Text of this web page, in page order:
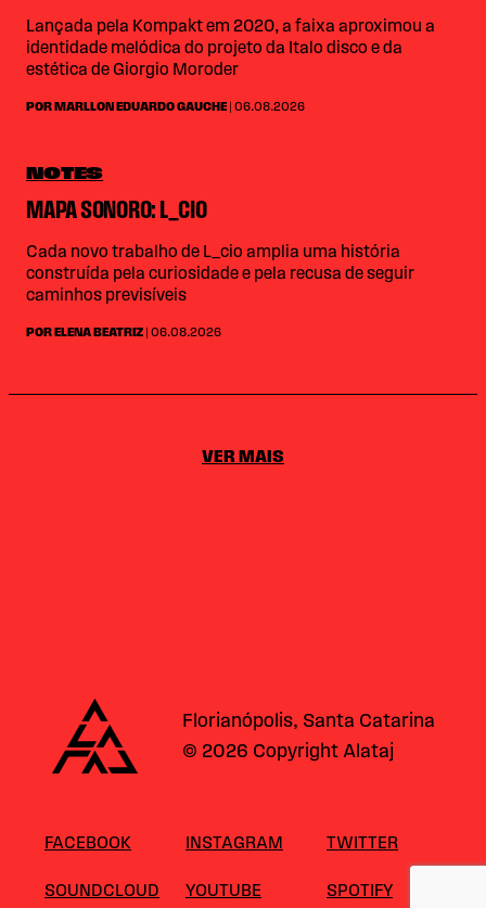
Lançada pela Kompakt em 2020, a faixa aproximou a
identidade melódica do projeto da Italo disco e da
estética de Giorgio Moroder
POR MARLLON EDUARDO GAUCHE | 06.08.2026
NOTES
MAPA SONORO: L_CIO
Cada novo trabalho de L_cio amplia uma história
construída pela curiosidade e pela recusa de seguir
caminhos previsíveis
POR ELENA BEATRIZ | 06.08.2026
VER MAIS
Alataj
Florianópolis, Santa Catarina
© 2026 Copyright Alataj
FACEBOOK INSTAGRAM TWITTER
SOUNDCLOUD YOUTUBE SPOTIFY